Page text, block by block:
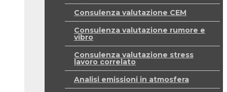
Consulenza valutazione CEM
Consulenza valutazione rumore e
vibro
Consulenza valutazione stress
lavoro correlato
Analisi emissioni in atmosfera